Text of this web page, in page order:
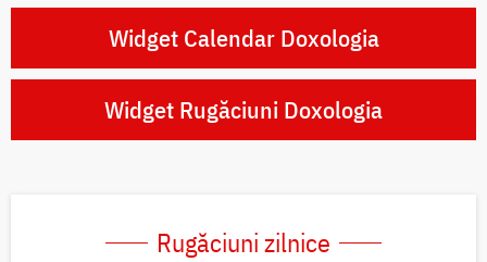
Widget Calendar Doxologia
Widget Rugăciuni Doxologia
Rugăciuni zilnice